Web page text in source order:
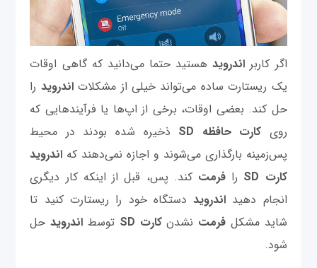
اگر کاربر اندرویدهستید حتما می‌دانید که گاهی اوقات
یک ریستارت ساده می‌تواند خیلی از مشکلاتاندروید را
حل کند. بعضی اوقات، برخی از اپ‌ها یا فرآیندهایی که
روی کارت حافظه SD
ذخیره شده بودند در محیط
پس‌زمینه بارگذاری می‌شوند و اجازه نمی‌دهند که اندروید
کارت SD
رافرمت کند. پس، قبل از اینکه کار دیگری
انجام دهید اندرویددستگاه خود را ریستارت کنید تا
شاید مشکل فرمت نشدنکارت SD توسط اندرویدحل
شود.